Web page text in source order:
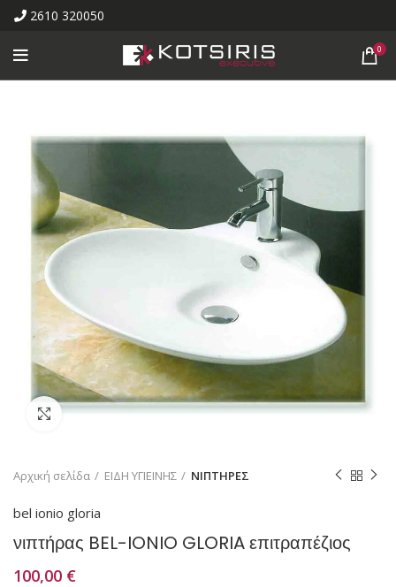
2610 320050
0
Κάντε κλικ για μεγέθυνση
Αρχική σελίδα ΕΙΔΗ ΥΓΙΕΙΝΗΣ ΝΙΠΤΗΡΕΣ
bel ionio gloria
νιπτήρας BEL-IONIO GLORIA επιτραπέζιος
100,00 €